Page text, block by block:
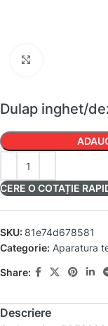
Dulap inghet/
CERE O COTAȚIE
SKU: 81e74d678581
Categorie: Aparatura
Share:
Descriere